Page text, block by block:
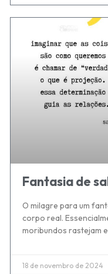
Fantasia de
O milagre para um
corpo real.
moribundos rastejam
18 de novembro de 2024